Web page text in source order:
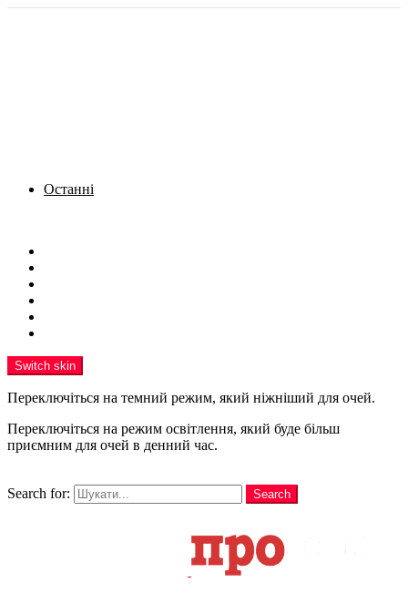
Останні
Switch skin
Переключіться на темний режим, який ніжніший для очей.
Переключіться на режим освітлення, який буде більш
приємним для очей в денний час.
Search for:
Search